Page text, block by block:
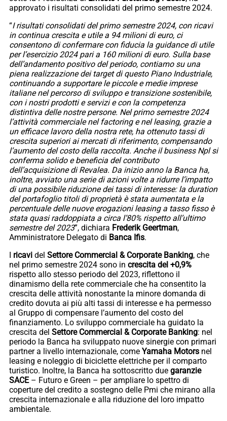
approvato i risultati consolidati del primo semestre 2024.
“I risultati consolidati del primo semestre 2024, con ricavi
in continua crescita e utile a 94 milioni di euro, ci
consentono di confermare con fiducia la guidance di utile
per l’esercizio 2024 pari a 160 milioni di euro. Sulla base
dell’andamento positivo del periodo, contiamo su una
piena realizzazione dei target di questo Piano Industriale,
continuando a supportare le piccole e medie imprese
italiane nel percorso di sviluppo e transizione sostenibile,
con i nostri prodotti e servizi e con la competenza
distintiva delle nostre persone. Nel primo semestre 2024
l’attività commerciale nel factoring e nel leasing, grazie a
un efficace lavoro della nostra rete, ha ottenuto tassi di
crescita superiori ai mercati di riferimento, compensando
l’aumento del costo della raccolta. Anche il business Npl si
conferma solido e beneficia del contributo
dell’acquisizione di Revalea. Da inizio anno la Banca ha,
inoltre, avviato una serie di azioni volte a ridurre l’impatto
di una possibile riduzione dei tassi di interesse: la duration
del portafoglio titoli di proprietà è stata aumentata e la
percentuale delle nuove erogazioni leasing a tasso fisso è
stata quasi raddoppiata a circa l’80% rispetto all’ultimo
semestre del 2023”, dichiara Frederik Geertman,
Amministratore Delegato di Banca Ifis.
I ricavi del Settore Commercial & Corporate Banking, che
nel primo semestre 2024 sono in crescita del +0,9%
rispetto allo stesso periodo del 2023, riflettono il
dinamismo della rete commerciale che ha consentito la
crescita delle attività nonostante la minore domanda di
credito dovuta ai più alti tassi di interesse e ha permesso
al Gruppo di compensare l’aumento del costo del
finanziamento. Lo sviluppo commerciale ha guidato la
crescita del Settore Commercial & Corporate Banking: nel
periodo la Banca ha sviluppato nuove sinergie con primari
partner a livello internazionale, come Yamaha Motors nel
leasing e noleggio di biciclette elettriche per il comparto
turistico. Inoltre, la Banca ha sottoscritto due garanzie
SACE– Futuro e Green – per ampliare lo spettro di
coperture del credito a sostegno delle Pmi che mirano alla
crescita internazionale e alla riduzione del loro impatto
ambientale.